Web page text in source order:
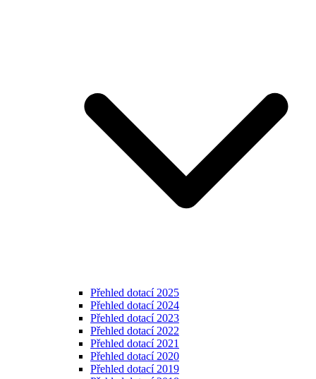
Přehled dotací 2025
Přehled dotací 2024
Přehled dotací 2023
Přehled dotací 2022
Přehled dotací 2021
Přehled dotací 2020
Přehled dotací 2019